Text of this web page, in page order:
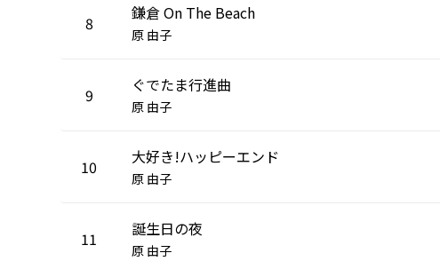
8 鎌倉 On The Beach
原 由子
9 ぐでたま行進曲
原 由子
10 大好き!ハッピーエンド
原 由子
11 誕生日の夜
原 由子